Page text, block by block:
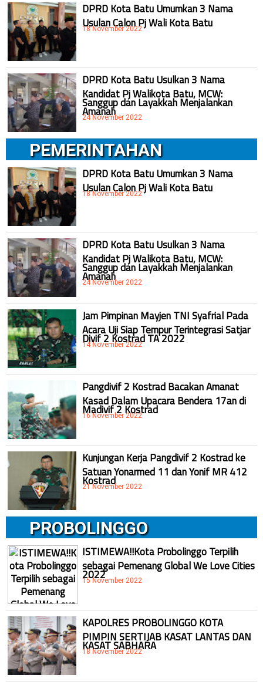
DPRD Kota Batu Umumkan 3 Nama
Usulan Calon Pj Wali Kota Batu
18 November 2022
DPRD Kota Batu Usulkan 3 Nama
Kandidat Pj Walikota Batu, MCW:
Sanggup dan Layakkah Menjalankan
Amanah
24 November 2022
PEMERINTAHAN
DPRD Kota Batu Umumkan 3 Nama
Usulan Calon Pj Wali Kota Batu
18 November 2022
DPRD Kota Batu Usulkan 3 Nama
Kandidat Pj Walikota Batu, MCW:
Sanggup dan Layakkah Menjalankan
Amanah
24 November 2022
Jam Pimpinan Mayjen TNI Syafrial Pada
Acara Uji Siap Tempur Terintegrasi Satjar
Divif 2 Kostrad TA 2022
14 November 2022
Pangdivif 2 Kostrad Bacakan Amanat
Kasad Dalam Upacara Bendera 17an di
Madivif 2 Kostrad
16 November 2022
Kunjungan Kerja Pangdivif 2 Kostrad ke
Satuan Yonarmed 11 dan Yonif MR 412
Kostrad
21 November 2022
PROBOLINGGO
ISTIMEWA!!Kota Probolinggo Terpilih
sebagai Pemenang Global We Love Cities
2022
15 November 2022
KAPOLRES PROBOLINGGO KOTA
PIMPIN SERTIJAB KASAT LANTAS DAN
KASAT SABHARA
18 November 2022